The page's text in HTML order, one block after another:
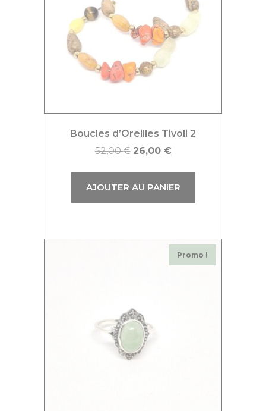
Boucles d’Oreilles Tivoli 2
52,00€ 26,00 €
AJOUTER AU PANIER
Promo !